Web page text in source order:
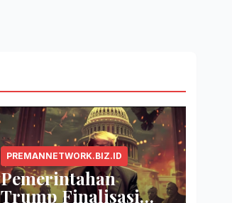
PREMANNETWORK.BIZ.ID
Pemerintahan
Trump Finalisasi